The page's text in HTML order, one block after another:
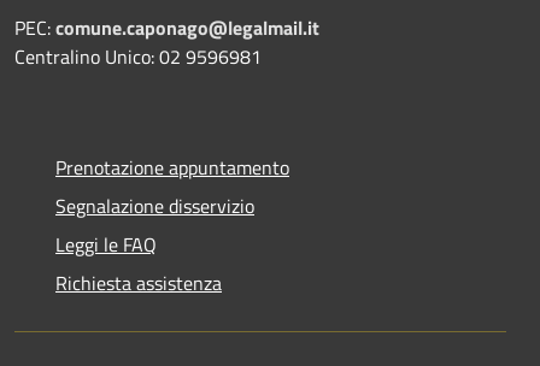
PEC:comune.caponago@legalmail.it
Centralino Unico: 02 9596981
Prenotazione appuntamento
Segnalazione disservizio
Leggi le FAQ
Richiesta assistenza